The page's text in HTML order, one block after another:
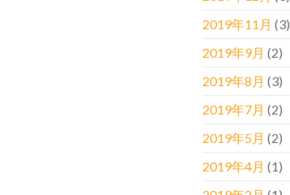
2019年11月 (3)
2019年9月 (2)
2019年8月 (3)
2019年7月 (2)
2019年5月 (2)
2019年4月 (1)